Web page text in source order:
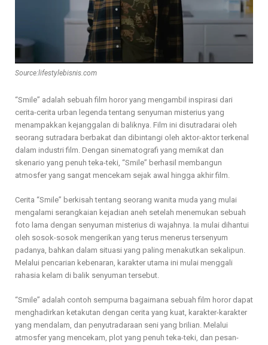
Source:lifestylebisnis.com
“Smile” adalah sebuah film horor yang mengambil inspirasi dari
cerita-cerita urban legenda tentang senyuman misterius yang
menampakkan kejanggalan di baliknya. Film ini disutradarai oleh
seorang sutradara berbakat dan dibintangi oleh aktor-aktor terkenal
dalam industri film. Dengan sinematografi yang memikat dan
skenario yang penuh teka-teki, “Smile” berhasil membangun
atmosfer yang sangat mencekam sejak awal hingga akhir film.
Cerita “Smile” berkisah tentang seorang wanita muda yang mulai
mengalami serangkaian kejadian aneh setelah menemukan sebuah
foto lama dengan senyuman misterius di wajahnya. Ia mulai dihantui
oleh sosok-sosok mengerikan yang terus menerus tersenyum
padanya, bahkan dalam situasi yang paling menakutkan sekalipun.
Melalui pencarian kebenaran, karakter utama ini mulai menggali
rahasia kelam di balik senyuman tersebut.
“Smile” adalah contoh sempurna bagaimana sebuah film horor dapat
menghadirkan ketakutan dengan cerita yang kuat, karakter-karakter
yang mendalam, dan penyutradaraan seni yang brilian. Melalui
atmosfer yang mencekam, plot yang penuh teka-teki, dan pesan-